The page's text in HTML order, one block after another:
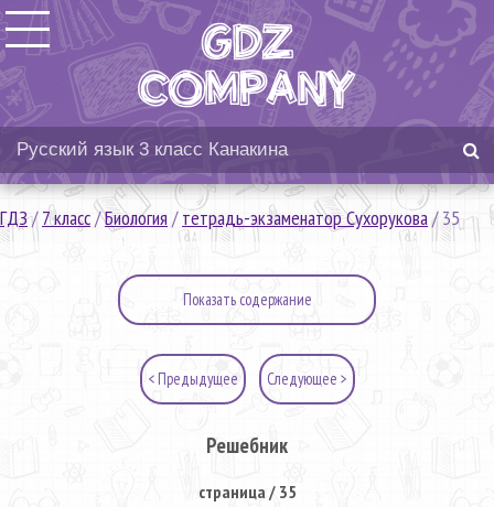
ГДЗ/7 класс/Биология /тетрадь-экзаменатор Сухорукова/35
Показать содержание
< Предыдущее Следующее >
Решебник
страница / 35